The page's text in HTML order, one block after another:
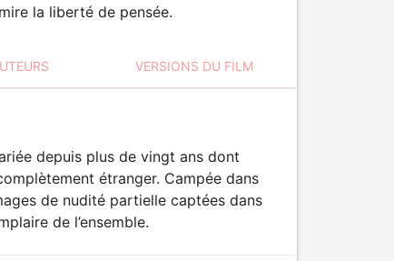
la liberté de pensée.
VERSIONS DU FILM
depuis plus de vingt ans dont
étranger. Campée dans
de nudité partielle captées dans
de l’ensemble.